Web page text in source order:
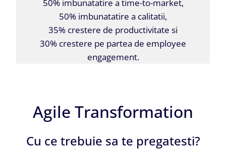
50% imbunatatire a time-to-market,
50% imbunatatire a calitatii,
35% crestere de productivitate si
30% crestere pe partea de employee
engagement.
Agile Transformation
Cu ce trebuie sa te pregatesti?